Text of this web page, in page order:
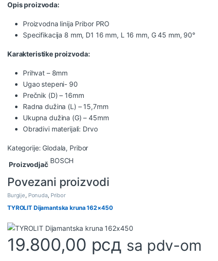
Opis proizvoda:
Proizvodna linija Pribor PRO
Specifikacija 8 mm, D1 16 mm, L 16 mm, G 45 mm, 90°
Karakteristike proizvoda:
Prihvat – 8mm
Ugao stepeni- 90
Prečnik (D) – 16mm
Radna dužina (L) – 15,7mm
Ukupna dužina (G) – 45mm
Obradivi materijali: Drvo
Kategorije: Glodala, Pribor
Proizvodjač BOSCH
Povezani proizvodi
Burgije, Ponuda, Pribor
TYROLIT Dijamantska kruna 162×450
19.800,00 рсд sa pdv-om